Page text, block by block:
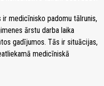
medicīnisko padomu tālrunis,
ārstu darba laika
gadījumos. Tās ir situācijas,
medicīniskā